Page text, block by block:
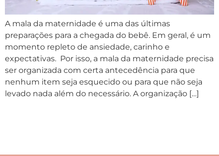
A mala da maternidade é uma das últimas
preparações para a chegada do bebê. Em geral, é um
momento repleto de ansiedade, carinho e
expectativas. Por isso, a mala da maternidade precisa
ser organizada com certa antecedência para que
nenhum item seja esquecido ou para que não seja
levado nada além do necessário. A organização […]